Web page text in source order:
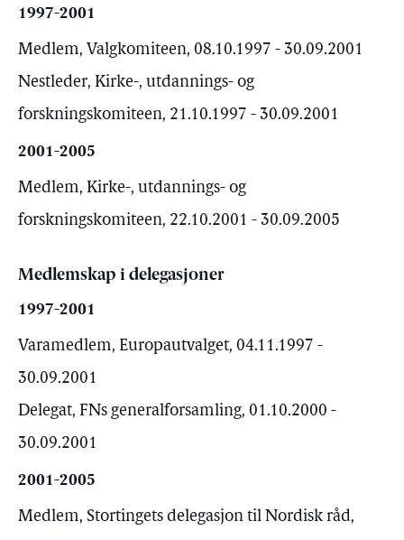
1997-2001
Medlem, Valgkomiteen, 08.10.1997 - 30.09.2001
Nestleder, Kirke-, utdannings- og
forskningskomiteen, 21.10.1997 - 30.09.2001
2001-2005
Medlem, Kirke-, utdannings- og
forskningskomiteen, 22.10.2001 - 30.09.2005
Medlemskap i delegasjoner
1997-2001
Varamedlem, Europautvalget, 04.11.1997 -
30.09.2001
Delegat, FNs generalforsamling, 01.10.2000 -
30.09.2001
2001-2005
Medlem, Stortingets delegasjon til Nordisk råd,